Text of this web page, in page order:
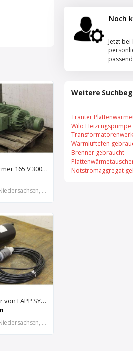
Frequenzumformer 165 V 300 Hz 26 kVA von Flender – 2 GR200/230
DE
Lichtwellenleiter von LAPP SYSTEMS – Verbindungstechnik
DE
Noch
Jetzt
Weitere
Tranter
Wilo
Warmluftofen
Brenner gebraucht
Notstromaggregat